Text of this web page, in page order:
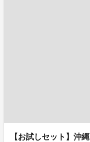
【お試しセット】沖